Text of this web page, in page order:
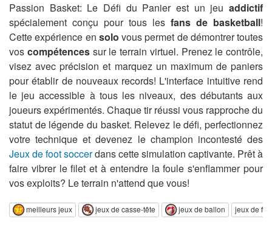
Passion Basket: Le Défi du Panier est un jeu addictif
spécialement conçu pour tous les fans de basketball!
Cette expérience en solo vous permet de démontrer toutes
vos compétencessur le terrain virtuel. Prenez le contrôle,
visez avec précision et marquez un maximum de paniers
pour établir de nouveaux records! L'interface intuitive rend
le jeu accessible à tous les niveaux, des débutants aux
joueurs expérimentés. Chaque tir réussi vous rapproche du
statut de légende du basket. Relevez le défi, perfectionnez
votre technique et devenez le champion incontesté des
Jeux de foot soccerdans cette simulation captivante. Prêt à
faire vibrer le filet et à entendre la foule s'enflammer pour
vos exploits? Le terrain n'attend que vous!
meilleurs jeux jeux de casse-tête jeux de ballon jeux de